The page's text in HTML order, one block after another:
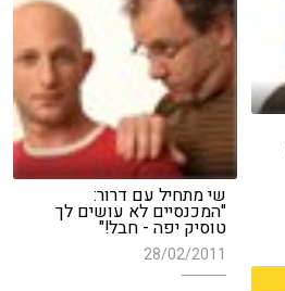
שי מתחיל עם דרור:
"המכנסיים לא עושים לך
טוסיק יפה - חבל!"
28/02/2011